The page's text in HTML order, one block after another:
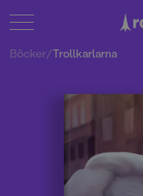
Böcker/Trollkarlarna